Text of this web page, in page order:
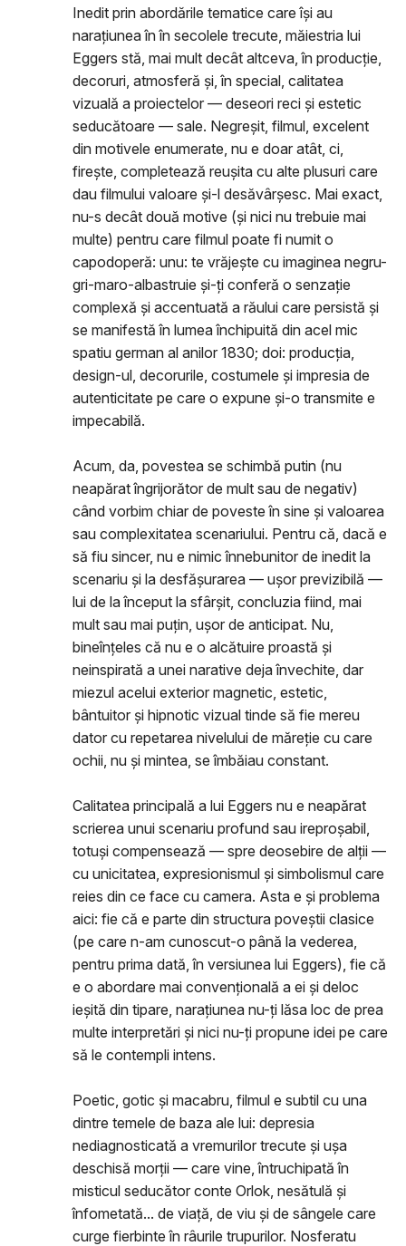
Inedit prin abordările tematice care își au
narațiunea în în secolele trecute, măiestria lui
Eggers stă, mai mult decât altceva, în producție,
decoruri, atmosferă și, în special, calitatea
vizuală a proiectelor — deseori reci și estetic
seducătoare — sale. Negreșit, filmul, excelent
din motivele enumerate, nu e doar atât, ci,
firește, completează reușita cu alte plusuri care
dau filmului valoare și-l desăvârșesc. Mai exact,
nu-s decât două motive (și nici nu trebuie mai
multe) pentru care filmul poate fi numit o
capodoperă: unu: te vrăjește cu imaginea negru-
gri-maro-albastruie și-ți conferă o senzație
complexă și accentuată a răului care persistă și
se manifestă în lumea închipuită din acel mic
spatiu german al anilor 1830; doi: producția,
design-ul, decorurile, costumele și impresia de
autenticitate pe care o expune și-o transmite e
impecabilă.
Acum, da, povestea se schimbă putin (nu
neapărat îngrijorător de mult sau de negativ)
când vorbim chiar de poveste în sine și valoarea
sau complexitatea scenariului. Pentru că, dacă e
să fiu sincer, nu e nimic înnebunitor de inedit la
scenariu și la desfășurarea — ușor previzibilă —
lui de la început la sfârșit, concluzia fiind, mai
mult sau mai puțin, ușor de anticipat. Nu,
bineînțeles că nu e o alcătuire proastă și
neinspirată a unei narative deja învechite, dar
miezul acelui exterior magnetic, estetic,
bântuitor și hipnotic vizual tinde să fie mereu
dator cu repetarea nivelului de măreție cu care
ochii, nu și mintea, se îmbăiau constant.
Calitatea principală a lui Eggers nu e neapărat
scrierea unui scenariu profund sau ireproșabil,
totuși compensează — spre deosebire de alții —
cu unicitatea, expresionismul și simbolismul care
reies din ce face cu camera. Asta e și problema
aici: fie că e parte din structura poveștii clasice
(pe care n-am cunoscut-o până la vederea,
pentru prima dată, în versiunea lui Eggers), fie că
e o abordare mai convențională a ei și deloc
ieșită din tipare, narațiunea nu-ți lăsa loc de prea
multe interpretări și nici nu-ți propune idei pe care
să le contempli intens.
Poetic, gotic și macabru, filmul e subtil cu una
dintre temele de baza ale lui: depresia
nediagnosticată a vremurilor trecute și ușa
deschisă morții — care vine, întruchipată în
misticul seducător conte Orlok, nesătulă și
înfometată... de viață, de viu și de sângele care
curge fierbinte în râurile trupurilor. Nosferatu